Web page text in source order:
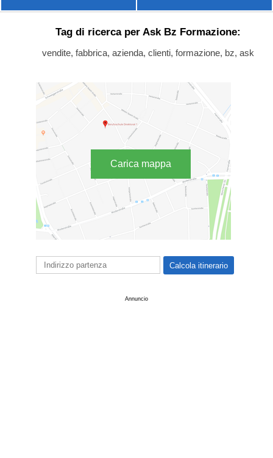
Tag di ricerca per Ask Bz Formazione:
vendite, fabbrica, azienda, clienti, formazione, bz, ask
Carica mappa
Annuncio